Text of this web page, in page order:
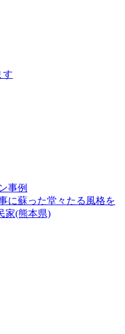
す
事例
に蘇った堂々たる風格を
家(熊本県)